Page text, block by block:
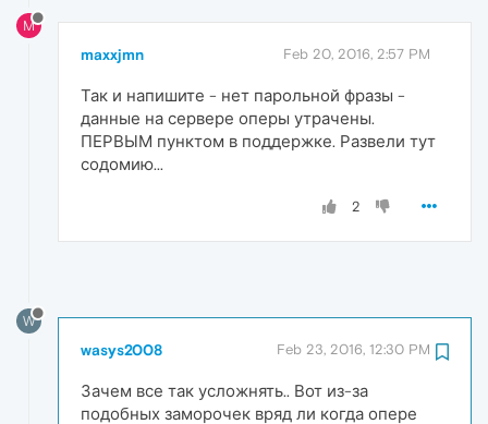
M
maxxjmn Feb 20, 2016, 2:57 PM
Так и напишите - нет парольной фразы -
данные на сервере оперы утрачены.
ПЕРВЫМ пунктом в поддержке. Развели тут
содомию...
2
W
wasys2008 Feb 23, 2016, 12:30 PM
Зачем все так усложнять.. Вот из-за
подобных заморочек вряд ли когда опере